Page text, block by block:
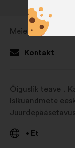
Meie uudised
Avamine
uuel
Kontakt
Õiguslik teave
Isikuandmete
• Et